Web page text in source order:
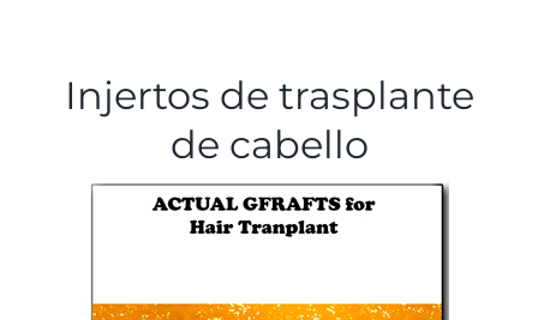
CONTACTO
Nuestro equipo
Injertos de trasplante
de cabello